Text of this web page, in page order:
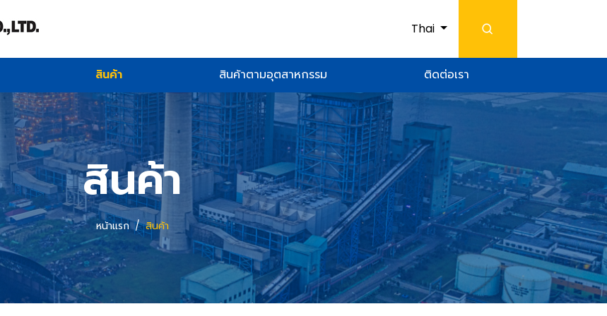
Thai
สินค้า สินค้าตามอุตสาหกรรม ติดต่อเรา
สินค้า
หน้าแรก สินค้า